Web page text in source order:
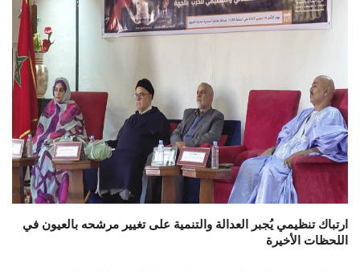
ارتباك تنظيمي يُجبر العدالة والتنمية على تغيير مرشحه بالعيون في
اللحظات الأخيرة